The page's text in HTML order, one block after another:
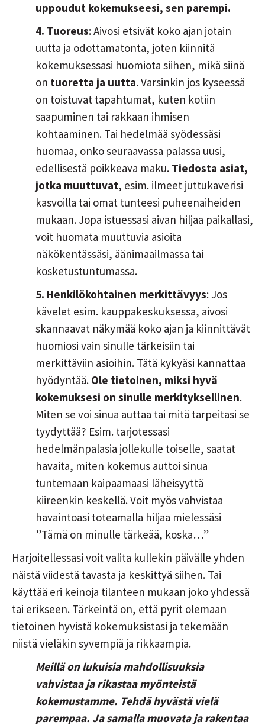
uppoudut kokemukseesi, sen parempi.
4. Tuoreus: Aivosi etsivät koko ajan jotain
uutta ja odottamatonta, joten kiinnitä
kokemuksessasi huomiota siihen, mikä siinä
on tuoretta ja uutta. Varsinkin jos kyseessä
on toistuvat tapahtumat, kuten kotiin
saapuminen tai rakkaan ihmisen
kohtaaminen. Tai hedelmää syödessäsi
huomaa, onko seuraavassa palassa uusi,
edellisestä poikkeava maku. Tiedosta asiat,
jotka muuttuvat, esim. ilmeet juttukaverisi
kasvoilla tai omat tunteesi puheenaiheiden
mukaan. Jopa istuessasi aivan hiljaa paikallasi,
voit huomata muuttuvia asioita
näkökentässäsi, äänimaailmassa tai
kosketustuntumassa.
5. Henkilökohtainen merkittävyys: Jos
kävelet esim. kauppakeskuksessa, aivosi
skannaavat näkymää koko ajan ja kiinnittävät
huomiosi vain sinulle tärkeisiin tai
merkittäviin asioihin. Tätä kykyäsi kannattaa
hyödyntää. Ole tietoinen, miksi hyvä
kokemuksesi on sinulle merkityksellinen.
Miten se voi sinua auttaa tai mitä tarpeitasi se
tyydyttää? Esim. tarjotessasi
hedelmänpalasia jollekulle toiselle, saatat
havaita, miten kokemus auttoi sinua
tuntemaan kaipaamaasi läheisyyttä
kiireenkin keskellä. Voit myös vahvistaa
havaintoasi toteamalla hiljaa mielessäsi
”Tämä on minulle tärkeää, koska…”
Harjoitellessasi voit valita kullekin päivälle yhden
näistä viidestä tavasta ja keskittyä siihen. Tai
käyttää eri keinoja tilanteen mukaan joko yhdessä
tai erikseen. Tärkeintä on, että pyrit olemaan
tietoinen hyvistä kokemuksistasi ja tekemään
niistä vieläkin syvempiä ja rikkaampia.
Meillä on lukuisia mahdollisuuksia
vahvistaa ja rikastaa myönteistä
kokemustamme. Tehdä hyvästä vielä
parempaa. Ja samalla muovata ja rakentaa